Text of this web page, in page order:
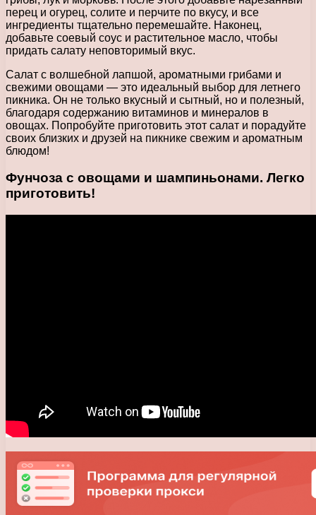
перец и огурец, солите и перчите по вкусу, и все
ингредиенты тщательно перемешайте. Наконец,
добавьте соевый соус и растительное масло, чтобы
придать салату неповторимый вкус.
Салат с волшебной лапшой, ароматными грибами и
свежими овощами — это идеальный выбор для летнего
пикника. Он не только вкусный и сытный, но и полезный,
благодаря содержанию витаминов и минералов в
овощах. Попробуйте приготовить этот салат и порадуйте
своих близких и друзей на пикнике свежим и ароматным
блюдом!
Фунчоза с овощами и шампиньонами. Легко
приготовить!